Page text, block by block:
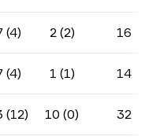
(4) 2 (2) 16
(4) 1 (1) 14
(12) 10 (0) 32